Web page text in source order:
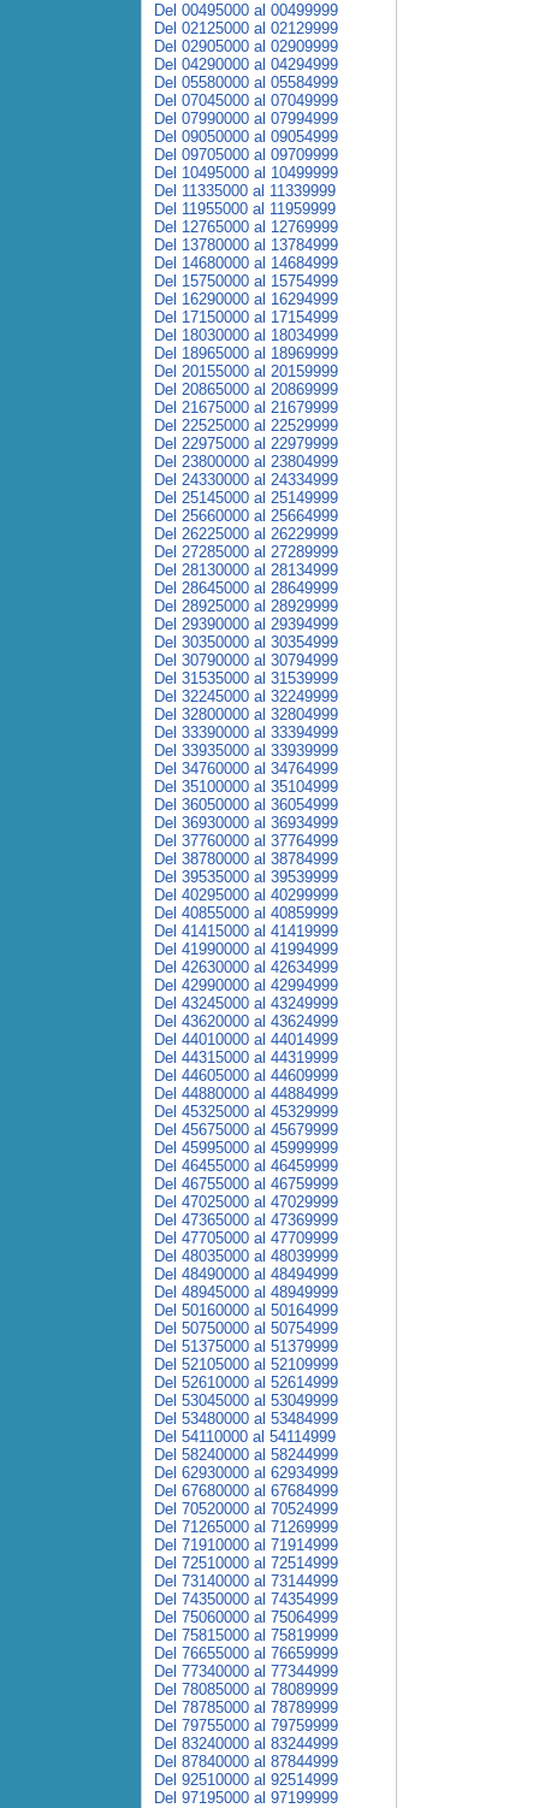
Del 00495000 al 00499999
Del 02125000 al 02129999
Del 02905000 al 02909999
Del 04290000 al 04294999
Del 05580000 al 05584999
Del 07045000 al 07049999
Del 07990000 al 07994999
Del 09050000 al 09054999
Del 09705000 al 09709999
Del 10495000 al 10499999
Del 11335000 al 11339999
Del 11955000 al 11959999
Del 12765000 al 12769999
Del 13780000 al 13784999
Del 14680000 al 14684999
Del 15750000 al 15754999
Del 16290000 al 16294999
Del 17150000 al 17154999
Del 18030000 al 18034999
Del 18965000 al 18969999
Del 20155000 al 20159999
Del 20865000 al 20869999
Del 21675000 al 21679999
Del 22525000 al 22529999
Del 22975000 al 22979999
Del 23800000 al 23804999
Del 24330000 al 24334999
Del 25145000 al 25149999
Del 25660000 al 25664999
Del 26225000 al 26229999
Del 27285000 al 27289999
Del 28130000 al 28134999
Del 28645000 al 28649999
Del 28925000 al 28929999
Del 29390000 al 29394999
Del 30350000 al 30354999
Del 30790000 al 30794999
Del 31535000 al 31539999
Del 32245000 al 32249999
Del 32800000 al 32804999
Del 33390000 al 33394999
Del 33935000 al 33939999
Del 34760000 al 34764999
Del 35100000 al 35104999
Del 36050000 al 36054999
Del 36930000 al 36934999
Del 37760000 al 37764999
Del 38780000 al 38784999
Del 39535000 al 39539999
Del 40295000 al 40299999
Del 40855000 al 40859999
Del 41415000 al 41419999
Del 41990000 al 41994999
Del 42630000 al 42634999
Del 42990000 al 42994999
Del 43245000 al 43249999
Del 43620000 al 43624999
Del 44010000 al 44014999
Del 44315000 al 44319999
Del 44605000 al 44609999
Del 44880000 al 44884999
Del 45325000 al 45329999
Del 45675000 al 45679999
Del 45995000 al 45999999
Del 46455000 al 46459999
Del 46755000 al 46759999
Del 47025000 al 47029999
Del 47365000 al 47369999
Del 47705000 al 47709999
Del 48035000 al 48039999
Del 48490000 al 48494999
Del 48945000 al 48949999
Del 50160000 al 50164999
Del 50750000 al 50754999
Del 51375000 al 51379999
Del 52105000 al 52109999
Del 52610000 al 52614999
Del 53045000 al 53049999
Del 53480000 al 53484999
Del 54110000 al 54114999
Del 58240000 al 58244999
Del 62930000 al 62934999
Del 67680000 al 67684999
Del 70520000 al 70524999
Del 71265000 al 71269999
Del 71910000 al 71914999
Del 72510000 al 72514999
Del 73140000 al 73144999
Del 74350000 al 74354999
Del 75060000 al 75064999
Del 75815000 al 75819999
Del 76655000 al 76659999
Del 77340000 al 77344999
Del 78085000 al 78089999
Del 78785000 al 78789999
Del 79755000 al 79759999
Del 83240000 al 83244999
Del 87840000 al 87844999
Del 92510000 al 92514999
Del 97195000 al 97199999